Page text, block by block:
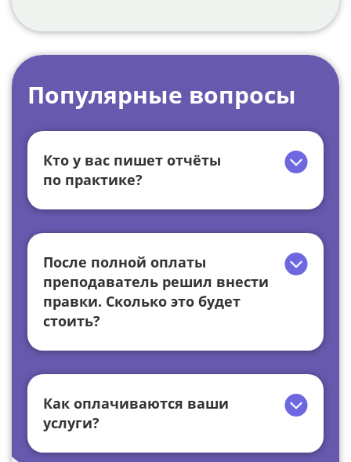
Популярные вопросы
Кто у вас пишет отчёты
по практике?
После полной оплаты
преподаватель решил внести
правки. Сколько это будет
стоить?
Как оплачиваются ваши
услуги?